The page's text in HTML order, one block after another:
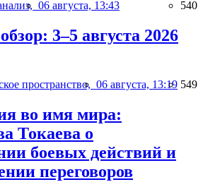
06 августа, 13:43 540
3–5 августа 2026
пространство, 06 августа, 13:19 549
во имя мира:
Токаева о
боевых действий и
переговоров